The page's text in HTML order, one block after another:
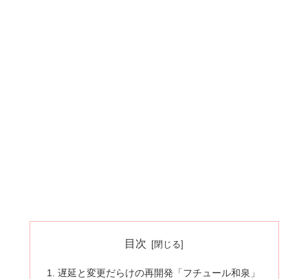
目次
遅延と変更だらけの再開発「フチュール和泉」